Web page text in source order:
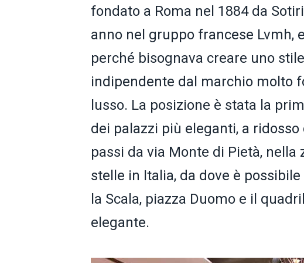
fondato a Roma nel 1884 da
anno nel gruppo francese Lvmh,
perché bisognava creare uno
indipendente dal marchio molto
lusso. La posizione è stata la
dei palazzi più eleganti, a
passi da via Monte di Pietà,
stelle in Italia, da dove è
la Scala, piazza Duomo e il
elegante.